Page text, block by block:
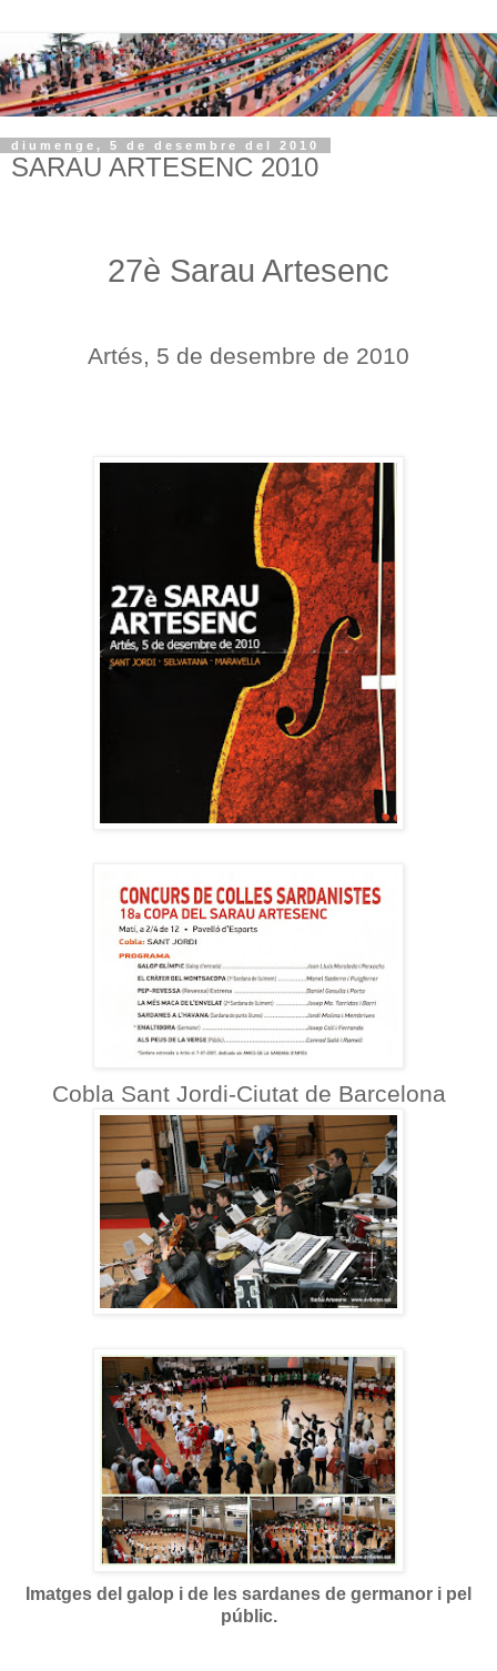
diumenge, 5 de desembre del 2010
SARAU ARTESENC 2010
27è Sarau Artesenc
Artés, 5 de desembre de 2010
Cobla Sant Jordi-Ciutat de Barcelona
Imatges del galop i de les sardanes de germanor i pel
públic.